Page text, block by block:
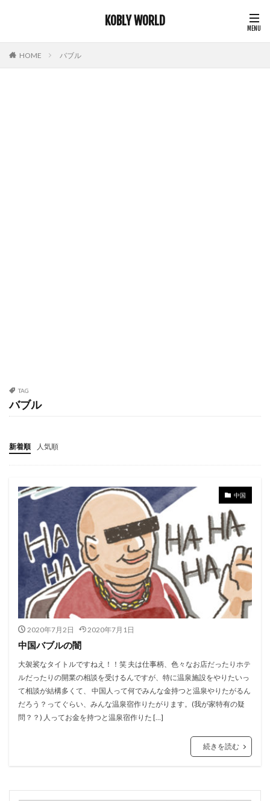
KOBLY WORLD
HOME バブル
TAG
バブル
新着順 人気順
中国
2020年7月2日 2020年7月1日
中国バブルの闇
大袈裟なタイトルですねえ！！笑 夫は仕事柄、色々なお店だったりホテ
ルだったりの開業の相談を受けるんですが、特に温泉施設をやりたいっ
て相談が結構多くて、 中国人って何でみんな金持つと温泉やりたがるん
だろう？ってぐらい、みんな温泉宿作りたがります。(我が家特有の疑
問？？) 人ってお金を持つと温泉宿作りた […]
続きを読む